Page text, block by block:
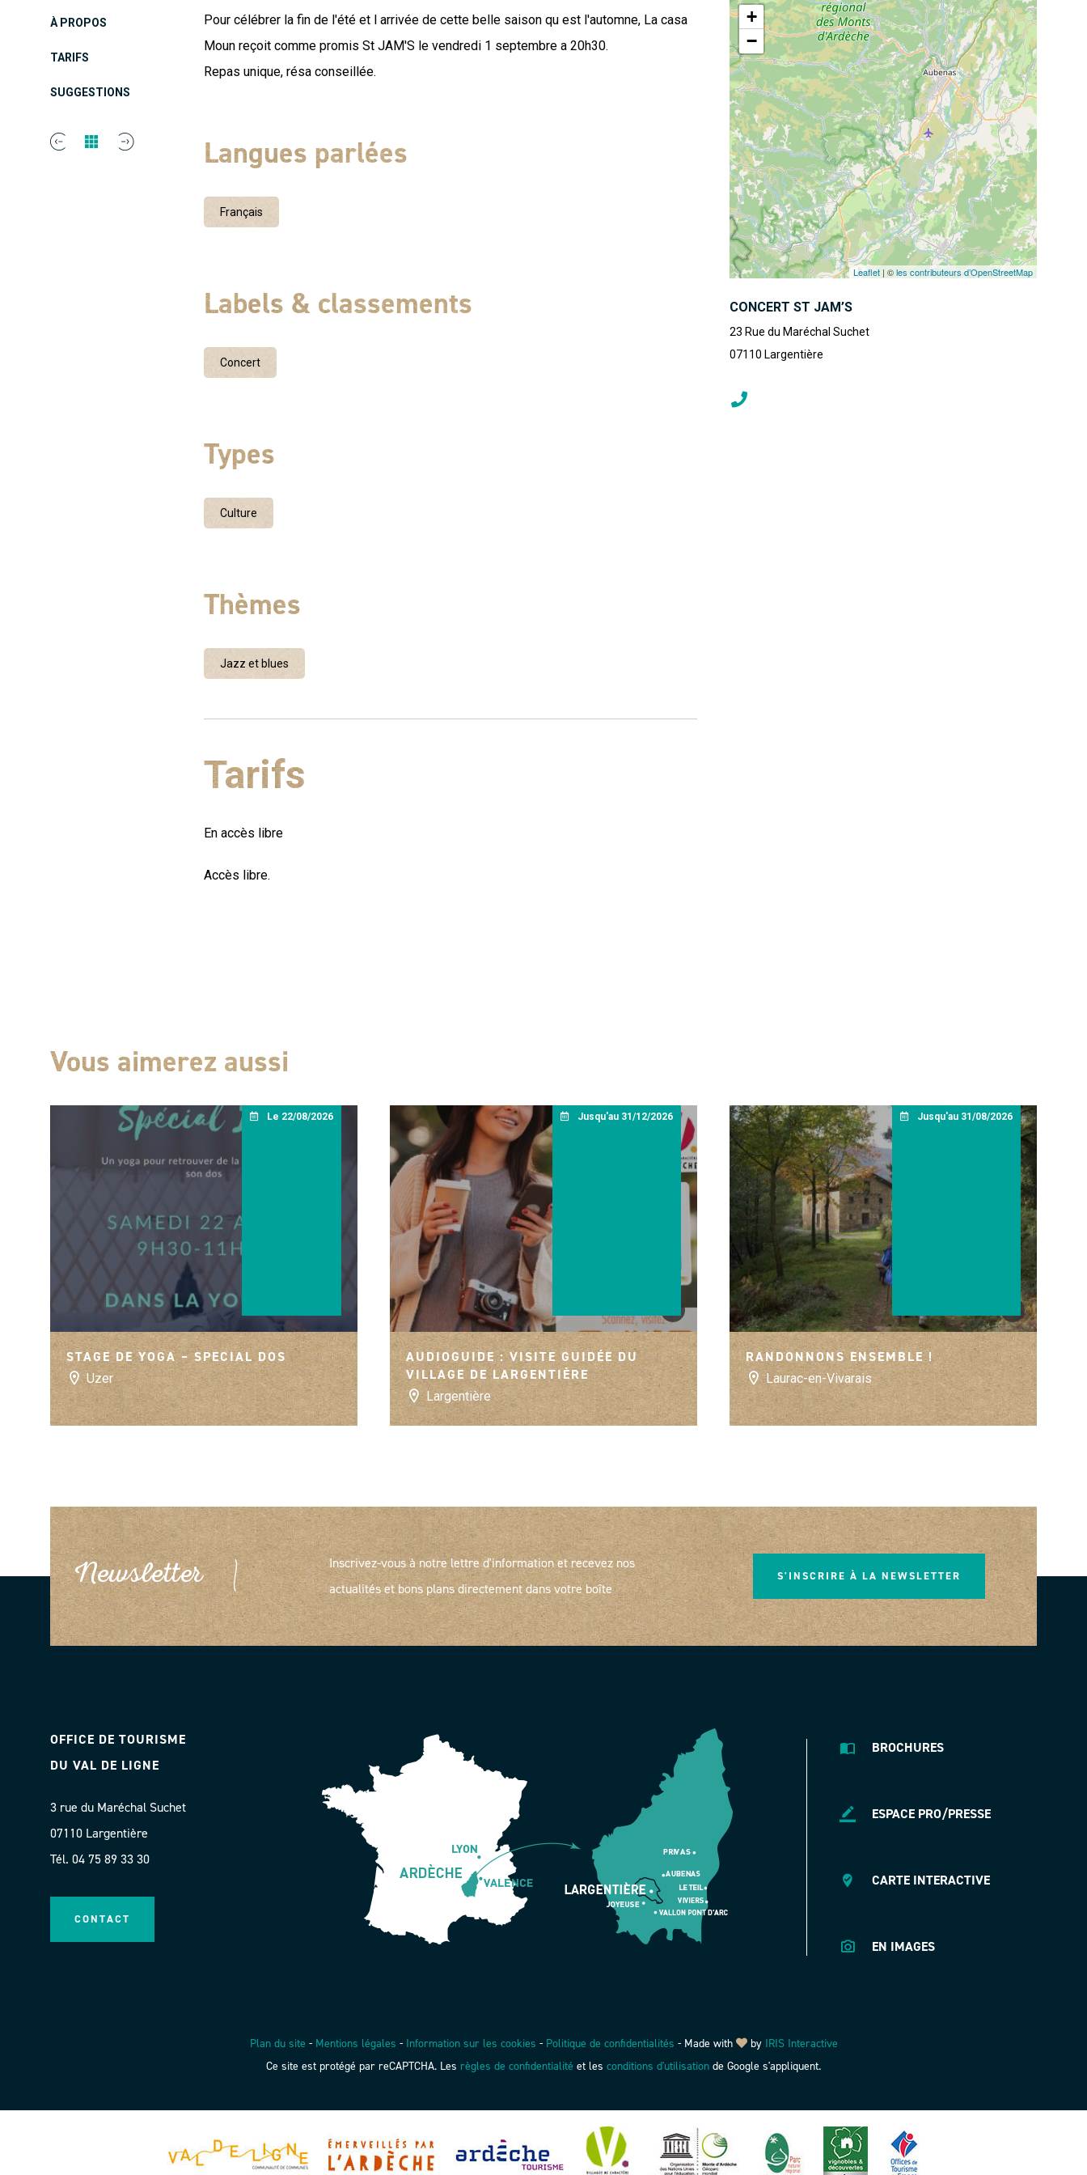
À PROPOS
TARIFS
SUGGESTIONS
Pour célébrer la fin de l'été et l arrivée de cette belle saison qu est l'automne, La casa
Moun reçoit comme promis St JAM'S le vendredi 1 septembre a 20h30.
Repas unique, résa conseillée.
Langues parlées
Français
Labels & classements
Concert
Types
Culture
Thèmes
Jazz et blues
Tarifs
En accès libre
Accès libre.
+
−
Leaflet | ©les contributeurs d’OpenStreetMap
CONCERT ST JAM’S
23 Rue du Maréchal Suchet
07110 Largentière
Vous aimerez aussi
Le 22/08/2026
STAGE DE YOGA – SPECIAL DOS
Uzer
Jusqu'au 31/12/2026
@OITVDL
AUDIOGUIDE : VISITE GUIDÉE DU
VILLAGE DE LARGENTIÈRE
Largentière
Jusqu'au 31/08/2026
By Gorkaazk -
RANDONNONS ENSEMBLE !
Laurac-en-Vivarais
Newsletter
Inscrivez-vous à notre lettre d'information et recevez nos
actualités et bons plans directement dans votre boîte
S'INSCRIRE À LA NEWSLETTER
OFFICE DE TOURISME
DU VAL DE LIGNE
3 rue du Maréchal Suchet
07110 Largentière
Tél. 04 75 89 33 30
CONTACT
BROCHURES
ESPACE PRO/PRESSE
CARTE INTERACTIVE
EN IMAGES
Plan du site - Mentions légales - Information sur les cookies - Politique de confidentialités -Made with by IRIS Interactive
Ce site est protégé par reCAPTCHA. Les règles de confidentialité et les conditions d'utilisation de Google s'appliquent.